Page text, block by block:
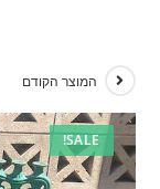
SALE!
המוצר הקודם